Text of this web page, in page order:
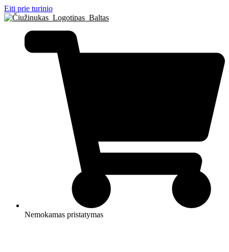
Eiti prie turinio
Nemokamas pristatymas